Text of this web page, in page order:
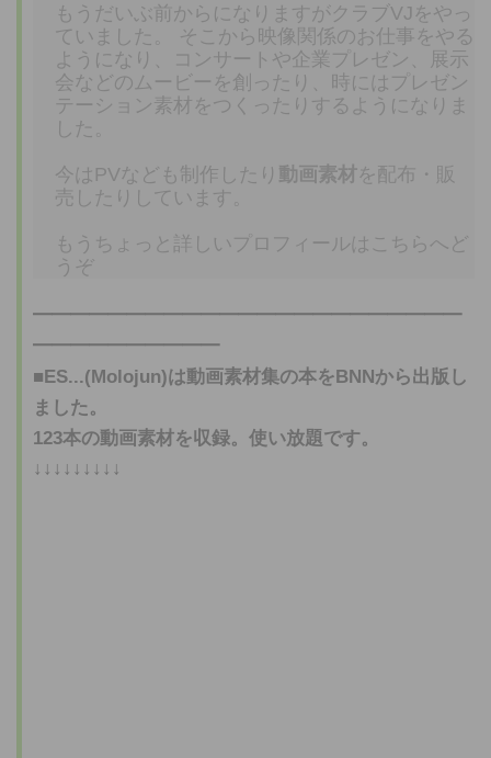
もうだいぶ前からになりますがクラブVJをやっ
ていました。 そこから映像関係のお仕事をやる
ようになり、コンサートや企業プレゼン、展示
会などのムービーを創ったり、時にはプレゼン
テーション素材をつくったりするようになりま
した。
今はPVなども制作したり 動画素材を配布・販
売したりしています。
もうちょっと詳しいプロフィールはこちらへど
うぞ
━━━━━━━━━━━━━━━━━━━━━━━
━━━━━━━━━━
■ES...(Molojun)は動画素材集の本をBNNから出版し
ました。
123本の動画素材を収録。使い放題です。
↓↓↓↓↓↓↓↓↓